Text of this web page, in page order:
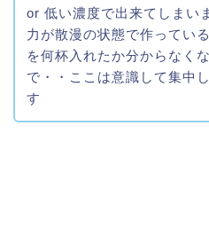
or 低い濃度で出来てしまい
力が散漫の状態で作ってい
を何杯入れたか分からなく
で・・ここは意識して集中
す